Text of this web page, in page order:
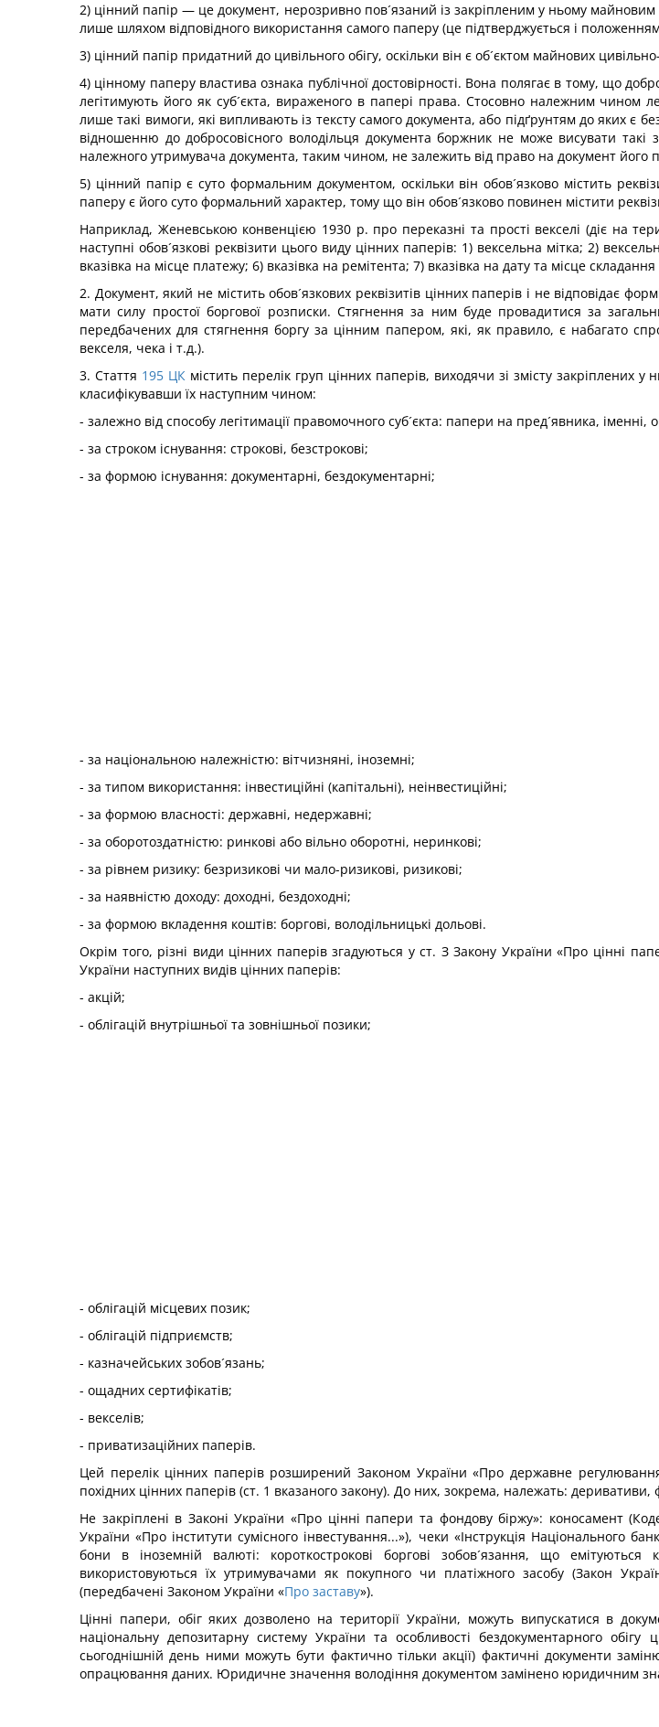
2) цінний папір — це документ, нерозривно пов´язаний із закріпленим у ньому
лише шляхом відповідного використання самого паперу (це підтверджується і
3) цінний папір придатний до цивільного обігу, оскільки він є об´єктом майнових
4) цінному паперу властива ознака публічної достовірності. Вона полягає в тому, що
легітимують його як суб´єкта, вираженого в папері права. Стосовно належним чином
лише такі вимоги, які випливають із тексту самого документа, або підґрунтям до яких є
відношенню до добросовісного володільця документа боржник не може висувати
належного утримувача документа, таким чином, не залежить від право на документ його
5) цінний папір є суто формальним документом, оскільки він обов´язково містить
паперу є його суто формальний характер, тому що він обов´язково повинен містити
Наприклад, Женевською конвенцією 1930 р. про переказні та прості векселі (діє на
наступні обов´язкові реквізити цього виду цінних паперів: 1) вексельна мітка; 2)
вказівка на місце платежу; 6) вказівка на ремітента; 7) вказівка на дату та місце
2. Документ, який не містить обов´язкових реквізитів цінних паперів і не відповідає
мати силу простої боргової розписки. Стягнення за ним буде провадитися за
передбачених для стягнення боргу за цінним папером, які, як правило, є набагато
векселя, чека і т.д.).
3. Стаття 195 ЦКмістить перелік груп цінних паперів, виходячи зі змісту закріплених
класифікувавши їх наступним чином:
- залежно від способу легітимації правомочного суб´єкта: папери на пред´явника, іменні,
- за строком існування: строкові, безстрокові;
- за формою існування: документарні, бездокументарні;
- за національною належністю: вітчизняні, іноземні;
- за типом використання: інвестиційні (капітальні), неінвестиційні;
- за формою власності: державні, недержавні;
- за оборотоздатністю: ринкові або вільно оборотні, неринкові;
- за рівнем ризику: безризикові чи мало-ризикові, ризикові;
- за наявністю доходу: доходні, бездоходні;
- за формою вкладення коштів: боргові, володільницькі дольові.
Окрім того, різні види цінних паперів згадуються у ст. З Закону України «Про цінні
України наступних видів цінних паперів:
- акцій;
- облігацій внутрішньої та зовнішньої позики;
- облігацій місцевих позик;
- облігацій підприємств;
- казначейських зобов´язань;
- ощадних сертифікатів;
- векселів;
- приватизаційних паперів.
Цей перелік цінних паперів розширений Законом України «Про державне
похідних цінних паперів (ст. 1 вказаного закону). До них, зокрема, належать:
Не закріплені в Законі України «Про цінні папери та фондову біржу»: коносамент
України «Про інститути сумісного інвестування...»), чеки «Інструкція Національного
бони в іноземній валюті: короткострокові боргові зобов´язання, що
використовуються їх утримувачами як покупного чи платіжного засобу (Закон
(передбачені Законом України «Про заставу»).
Цінні папери, обіг яких дозволено на території України, можуть випускатися в
національну депозитарну систему України та особливості бездокументарного
сьогоднішній день ними можуть бути фактично тільки акції) фактичні документи
опрацювання даних. Юридичне значення володіння документом замінено юридичним